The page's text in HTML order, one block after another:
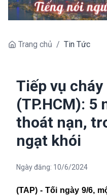
Trang chủ / Tin Tức
Tiếp vụ
(TP.HCM): 5
thoát nạn,
ngạt khói
Ngày đăng: 10/6/2024
(TAP) - Tối ngày 9/6,